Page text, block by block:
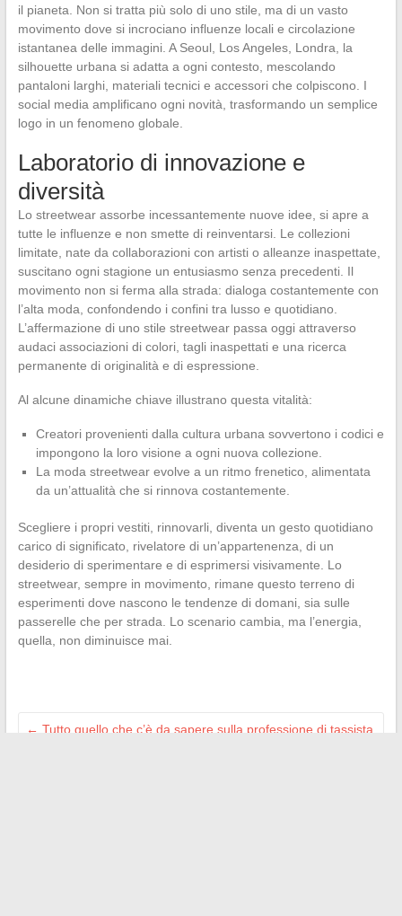
il pianeta. Non si tratta più solo di uno stile, ma di un vasto
movimento dove si incrociano influenze locali e circolazione
istantanea delle immagini. A Seoul, Los Angeles, Londra, la
silhouette urbana si adatta a ogni contesto, mescolando
pantaloni larghi, materiali tecnici e accessori che colpiscono. I
social media amplificano ogni novità, trasformando un semplice
logo in un fenomeno globale.
Laboratorio di innovazione e
diversità
Lo streetwear assorbe incessantemente nuove idee, si apre a
tutte le influenze e non smette di reinventarsi. Le collezioni
limitate, nate da collaborazioni con artisti o alleanze inaspettate,
suscitano ogni stagione un entusiasmo senza precedenti. Il
movimento non si ferma alla strada: dialoga costantemente con
l’alta moda, confondendo i confini tra lusso e quotidiano.
L’affermazione di uno stile streetwear passa oggi attraverso
audaci associazioni di colori, tagli inaspettati e una ricerca
permanente di originalità e di espressione.
Al alcune dinamiche chiave illustrano questa vitalità:
Creatori provenienti dalla cultura urbana sovvertono i codici e
impongono la loro visione a ogni nuova collezione.
La moda streetwear evolve a un ritmo frenetico, alimentata
da un’attualità che si rinnova costantemente.
Scegliere i propri vestiti, rinnovarli, diventa un gesto quotidiano
carico di significato, rivelatore di un’appartenenza, di un
desiderio di sperimentare e di esprimersi visivamente. Lo
streetwear, sempre in movimento, rimane questo terreno di
esperimenti dove nascono le tendenze di domani, sia sulle
passerelle che per strada. Lo scenario cambia, ma l’energia,
quella, non diminuisce mai.
← Tutto quello che c’è da sapere sulla professione di tassista